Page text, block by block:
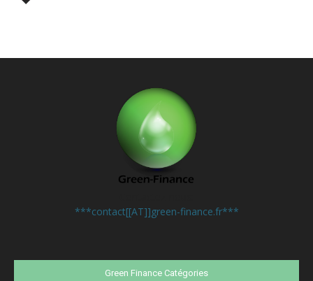
***contact[[AT]]green-finance.fr***
Green Finance Catégories